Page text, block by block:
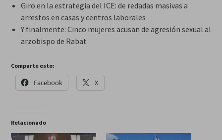
Giro en la estrategia del ICE: de redadas masivas a
arrestos en casas y centros laborales
Y finalmente: Cinco mujeres acusan de agresión sexual al
arzobispo de Rabat
Comparte esto:
Facebook X
Relacionado